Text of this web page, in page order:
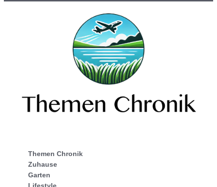
Themen Chronik
Zuhause
Garten
Lifestyle